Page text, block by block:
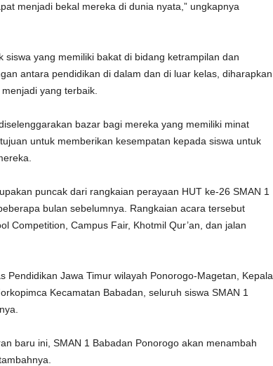
menjadi bekal mereka di dunia nyata,” ungkapnya
siswa yang memiliki bakat di bidang ketrampilan dan
antara pendidikan di dalam dan di luar kelas, diharapkan
yang terbaik.
bazar bagi mereka yang memiliki minat
untuk memberikan kesempatan kepada siswa untuk
puncak dari rangkaian perayaan HUT ke-26 SMAN 1
bulan sebelumnya. Rangkaian acara tersebut
Competition, Campus Fair, Khotmil Qur’an, dan jalan
Pendidikan Jawa Timur wilayah Ponorogo-Magetan, Kepala
Kecamatan Babadan, seluruh siswa SMAN 1
baru ini, SMAN 1 Babadan Ponorogo akan menambah